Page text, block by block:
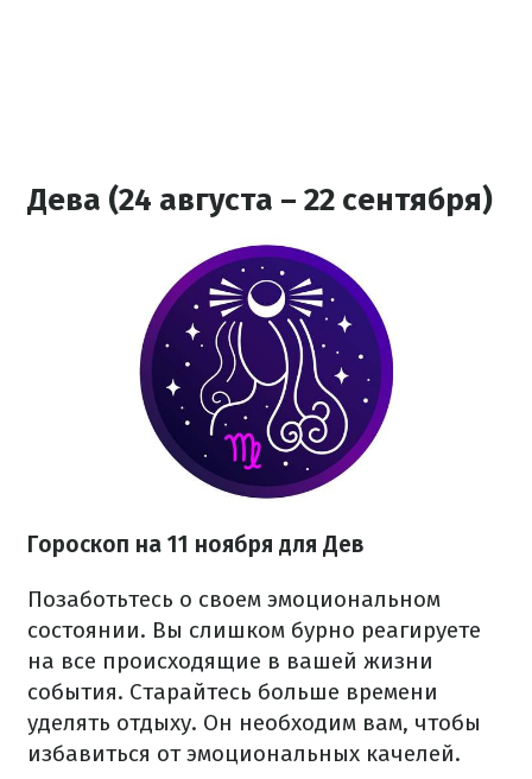
Дева (24 августа – 22 сентября)
Гороскоп на 11 ноября для Дев
Позаботьтесь о своем эмоциональном
состоянии. Вы слишком бурно реагируете
на все происходящие в вашей жизни
события. Старайтесь больше времени
уделять отдыху. Он необходим вам, чтобы
избавиться от эмоциональных качелей.